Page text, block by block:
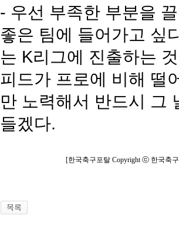
- 우선 부족한 부분을
좋은 팀에 들어가고 싶
는 K리그에 진출하는
피드가 프로에 비해 떨
만 노력해서 반드시 그
들겠다.
[한국축구포탈 Copyright ⓒ 한국축